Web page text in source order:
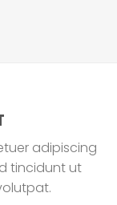
adipiscing
tincidunt ut